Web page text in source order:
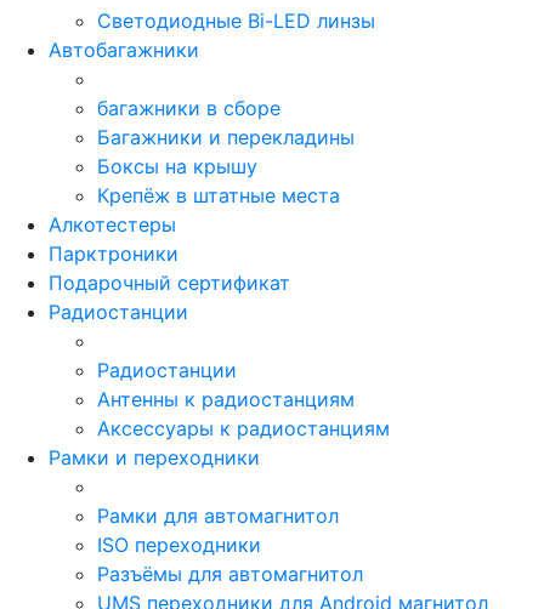
Светодиодные Bi-LED линзы
Автобагажники
багажники в сборе
Багажники и перекладины
Боксы на крышу
Крепёж в штатные места
Алкотестеры
Парктроники
Подарочный сертификат
Радиостанции
Радиостанции
Антенны к радиостанциям
Аксессуары к радиостанциям
Рамки и переходники
Рамки для автомагнитол
ISO переходники
Разъёмы для автомагнитол
UMS переходники для Android магнитол